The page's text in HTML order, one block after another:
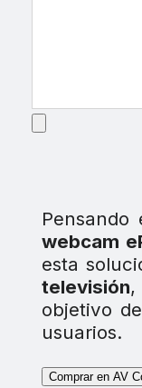
webcam
esta
televisión,
objetivo
usuarios.
Comprar en AV